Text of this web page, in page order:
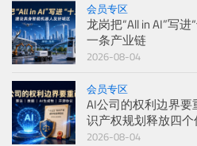
会员专区
龙岗把“All in AI”写
一条产业链
2026-08-04
会员专区
AI公司的权利边界要
识产权规划释放四
2026-08-04